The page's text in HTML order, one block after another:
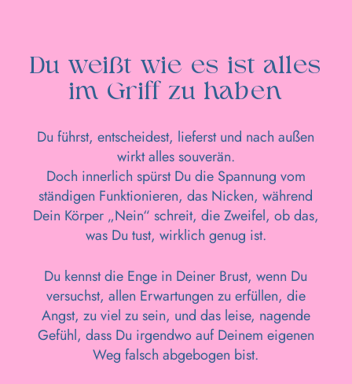
Du weißt wie es ist alles
im Griff zu haben
Du führst, entscheidest, lieferst und nach außen
wirkt alles souverän.
Doch innerlich spürst Du die Spannung vom
ständigen Funktionieren, das Nicken, während
Dein Körper „Nein“ schreit, die Zweifel, ob das,
was Du tust, wirklich genug ist.
Du kennst die Enge in Deiner Brust, wenn Du
versuchst, allen Erwartungen zu erfüllen, die
Angst, zu viel zu sein, und das leise, nagende
Gefühl, dass Du irgendwo auf Deinem eigenen
Weg falsch abgebogen bist.